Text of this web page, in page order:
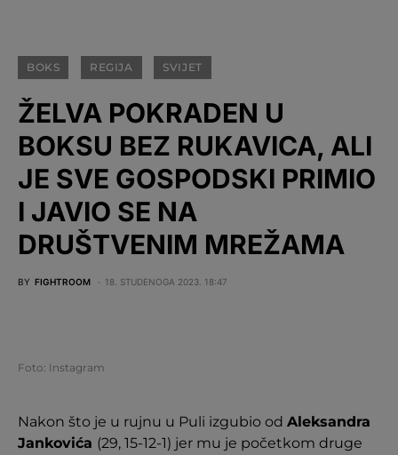
BOKS REGIJA SVIJET
ŽELVA POKRADEN U
BOKSU BEZ RUKAVICA, ALI
JE SVE GOSPODSKI PRIMIO
I JAVIO SE NA
DRUŠTVENIM MREŽAMA
BY FIGHTROOM 18. STUDENOGA 2023. 18:47
Foto: Instagram
Nakon što je u rujnu u Puli izgubio od Aleksandra
Jankovića (29, 15-12-1) jer mu je početkom druge